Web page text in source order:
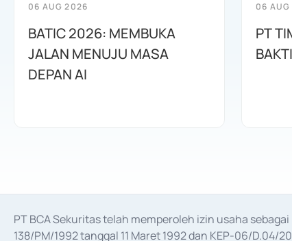
06 AUG 2026
BATIC 2026: MEMBUKA
JALAN MENUJU MASA
DEPAN AI
06
PT
PT BCA Sekuritas telah memperoleh izin usaha
138/PM/1992 tanggal 11 Maret 1992 dan KEP-06/